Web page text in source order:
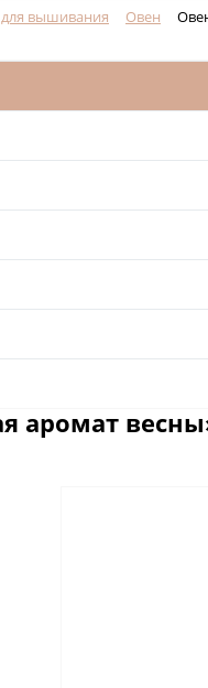
вышивания Овен
аромат